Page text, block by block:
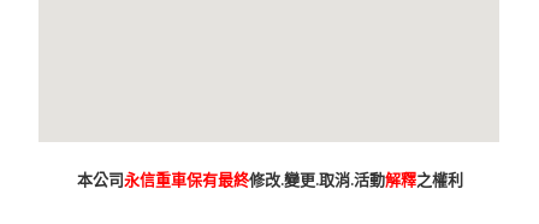
本公司永信重車保有最終修改.變更.取消.活動解釋之權利